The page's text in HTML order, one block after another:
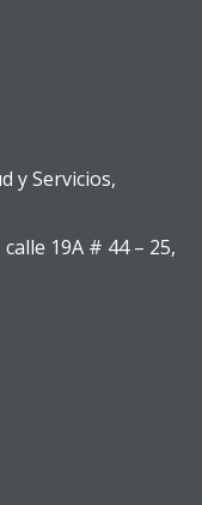
y Servicios,
19A # 44 – 25,